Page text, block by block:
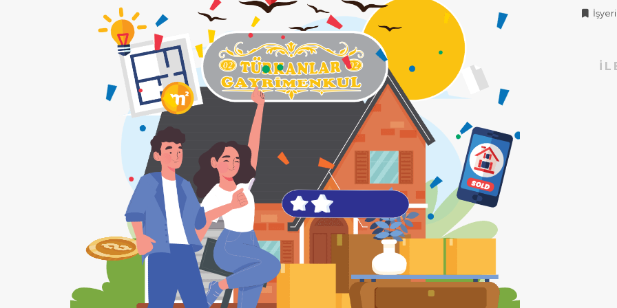
İşyeri